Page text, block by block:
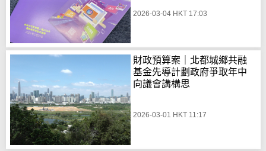
2026-03-04 HKT 17:03
財政預算案｜北都城鄉共融
基金先導計劃政府爭取年中
向議會講構思
2026-03-01 HKT 11:17